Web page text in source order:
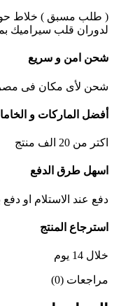
لدوران قلب سيراميك
شحن امن و سريع
شحن لأى مكان فى مصر
أفضل الماركات و
اكتر من 20 الف منتج
اسهل طرق الدفع
دفع عند الاستلام او دفع
استرجاع المنتج
خلال 14 يوم
مراجعات (0)